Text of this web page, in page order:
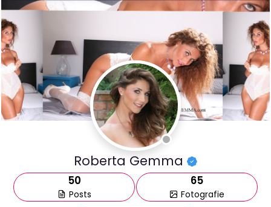
Roberta Gemma
50
Posts
65
Fotografie